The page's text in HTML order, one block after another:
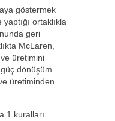
göstermek
ortaklıkla
geri
McLaren,
üretimini
dönüşüm
üretiminden
1 kuralları